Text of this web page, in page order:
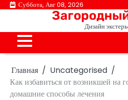
ПерейтиСуббота, Авг 08, 2026
Дизайн
Главная
Uncategorised
Как избавиться от возникшей на
домашние способы лечения